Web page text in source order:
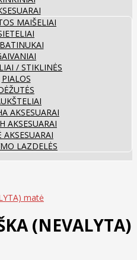
MAIŠELIAI
/ STIKLINĖS
PIALOS
AKSESUARAI
AKSESUARAI
AKSESUARAI
LAZDELĖS
matė
(NEVALYTA)